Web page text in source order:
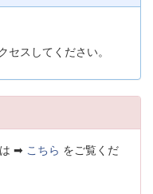
セスしてください。
➡ こちら をご覧くだ